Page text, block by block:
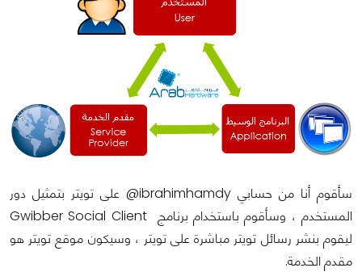
سأقوم أنا من حسابي ibrahimhamdy@ على تويتر بتمثيل دور
المستخدم ، وسأقوم باستخدام برنامج Gwibber Social Client
ليقوم بنشر رسائل تويتر مباشرة على تويتر ، وسيكون موقع تويتر هو
مقدم الخدمة.